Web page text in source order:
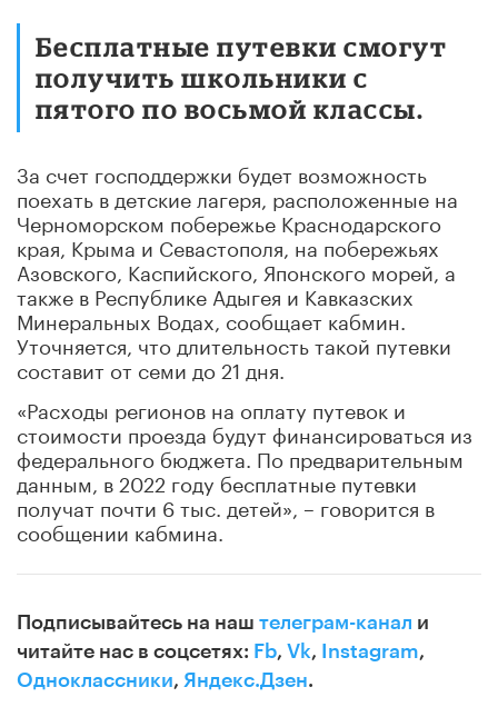
Бесплатные путевки смогут
получить школьники с
пятого по восьмой классы.
За счет господдержки будет возможность
поехать в детские лагеря, расположенные на
Черноморском побережье Краснодарского
края, Крыма и Севастополя, на побережьях
Азовского, Каспийского, Японского морей, а
также в Республике Адыгея и Кавказских
Минеральных Водах, сообщает кабмин.
Уточняется, что длительность такой путевки
составит от семи до 21 дня.
«Расходы регионов на оплату путевок и
стоимости проезда будут финансироваться из
федерального бюджета. По предварительным
данным, в 2022 году бесплатные путевки
получат почти 6 тыс. детей», – говорится в
сообщении кабмина.
Подписывайтесь на наш телеграм-канал и
читайте нас в соцсетях: Fb, Vk, Instagram,
Одноклассники, Яндекс.Дзен.